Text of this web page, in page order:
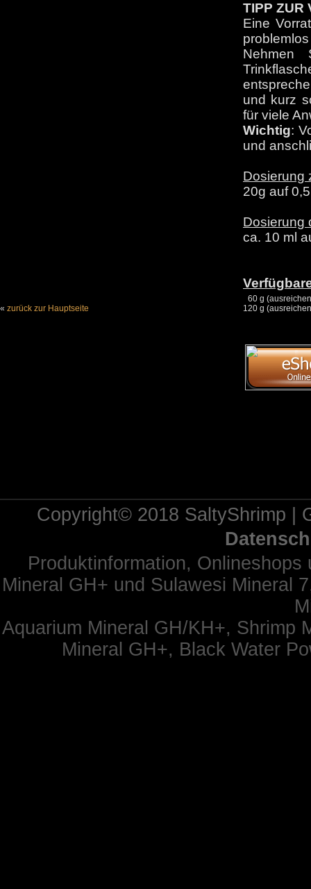
« zurück zur Hauptseite
TIPP ZUR
Eine
Nehmen
und kurz
für viele
Wichtig:
und
Dosierung
20g auf
Dosierung
ca. 10 ml
60 g
120 g
Copyright© 2018 SaltyShrimp
Produktinformation,
Mineral GH+ und Sulawesi Mineral
Aquarium Mineral GH/KH+, Shrimp
Mineral GH+, Black Water